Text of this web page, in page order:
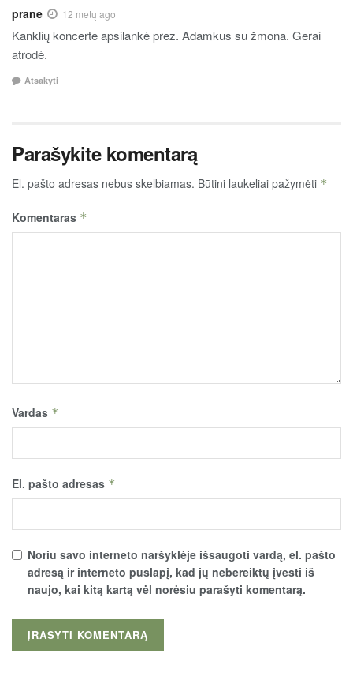
prane 12 metų ago
Kanklių koncerte apsilankė prez. Adamkus su žmona. Gerai
atrodė.
Atsakyti
Parašykite komentarą
El. pašto adresas nebus skelbiamas. Būtini laukeliai pažymėti *
Komentaras *
Vardas *
El. pašto adresas *
Noriu savo interneto naršyklėje išsaugoti vardą, el. pašto
adresą ir interneto puslapį, kad jų nebereiktų įvesti iš
naujo, kai kitą kartą vėl norėsiu parašyti komentarą.